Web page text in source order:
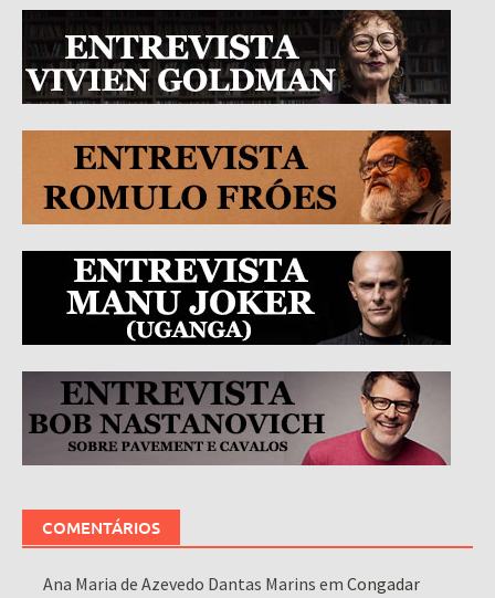
COMENTÁRIOS
Ana Maria de Azevedo Dantas Marins emCongadar